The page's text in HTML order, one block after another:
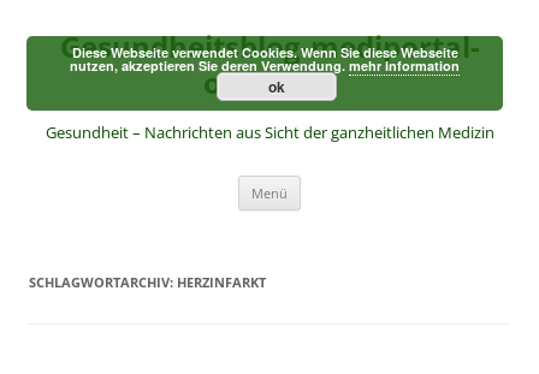
springen
Gesundheitsblog-mediportal-
online.de
Gesundheit – Nachrichten aus Sicht der ganzheitlichen Medizin
Menü
SCHLAGWORTARCHIV: HERZINFARKT
Diese Webseite verwendet Cookies. Wenn Sie diese Webseite
nutzen, akzeptieren Sie deren Verwendung.mehr Information
ok